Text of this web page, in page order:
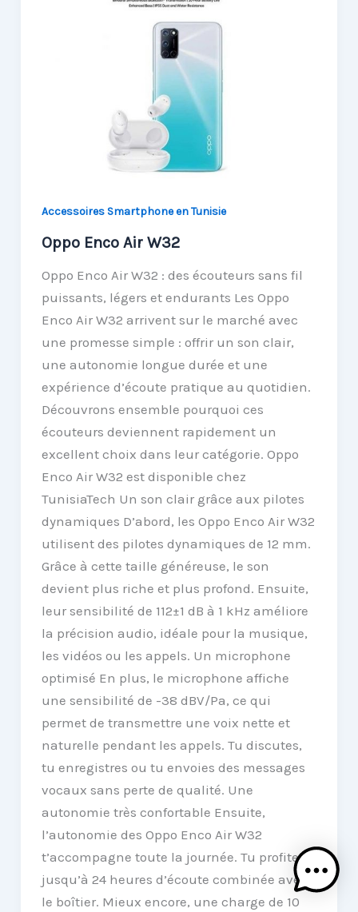
Accessoires Smartphone en Tunisie
Oppo Enco Air W32
Oppo Enco Air W32 : des écouteurs sans fil
puissants, légers et endurants Les Oppo
Enco Air W32 arrivent sur le marché avec
une promesse simple : offrir un son clair,
une autonomie longue durée et une
expérience d’écoute pratique au quotidien.
Découvrons ensemble pourquoi ces
écouteurs deviennent rapidement un
excellent choix dans leur catégorie. Oppo
Enco Air W32 est disponible chez
TunisiaTech Un son clair grâce aux pilotes
dynamiques D’abord, les Oppo Enco Air W32
utilisent des pilotes dynamiques de 12 mm.
Grâce à cette taille généreuse, le son
devient plus riche et plus profond. Ensuite,
leur sensibilité de 112±1 dB à 1 kHz améliore
la précision audio, idéale pour la musique,
les vidéos ou les appels. Un microphone
optimisé En plus, le microphone affiche
une sensibilité de -38 dBV/Pa, ce qui
permet de transmettre une voix nette et
naturelle pendant les appels. Tu discutes,
tu enregistres ou tu envoies des messages
vocaux sans perte de qualité. Une
autonomie très confortable Ensuite,
l’autonomie des Oppo Enco Air W32
t’accompagne toute la journée. Tu profites
jusqu’à 24 heures d’écoute combinée avec
le boîtier. Mieux encore, une charge de 10